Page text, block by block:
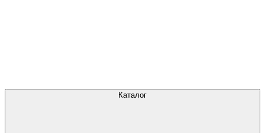
Каталог